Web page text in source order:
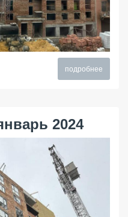
подробнее
2024